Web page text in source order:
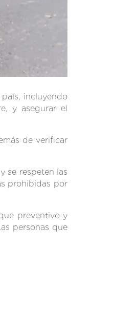
incluyendo
y asegurar el
de verificar
se respeten las
prohibidas por
preventivo y
personas que